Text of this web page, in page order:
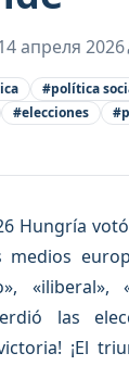
апреля 2026
#política
#elecciones #
Hungría
«iliberal»,
las
¡El